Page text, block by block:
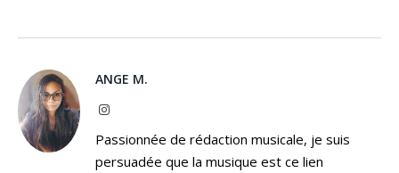
ANGE M.
Instagram
Passionnée de rédaction musicale, je suis
persuadée que la musique est ce lien